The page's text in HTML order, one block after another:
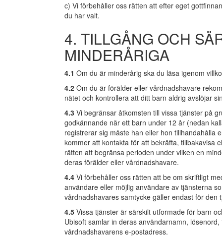
c) Vi förbehåller oss rätten att efter eget
du har valt.
4. TILLGÅNG OCH
MINDERÅRIGA
4.1 Om du är minderårig ska du läsa igenom
4.2 Om du är förälder eller vårdnadshavare
nätet och kontrollera att ditt barn aldrig avslöjar
4.3 Vi begränsar åtkomsten till vissa tjänster på
godkännande när ett barn under 12 år (nedan
registrerar sig måste han eller hon tillhandahålla
kommer att kontakta för att bekräfta, tillbakavisa
rätten att begränsa perioden under vilken en
deras förälder eller vårdnadshavare.
4.4 Vi förbehåller oss rätten att be om skriftligt
användare eller möjlig användare av tjänsterna
vårdnadshavares samtycke gäller endast för den
4.5 Vissa tjänster är särskilt utformade för barn
Ubisoft samlar in deras användarnamn,
vårdnadshavarens e-postadress.